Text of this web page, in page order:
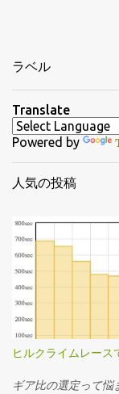
ラベル
Translate
Powered by
人気の投稿
ヒルクライムレース
ギア比の選定って